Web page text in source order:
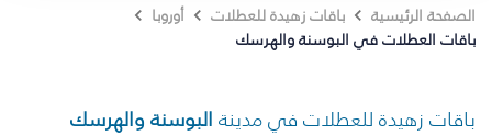
الصفحة الرئيسية باقات زهيدة للعطلات
أوروبا
باقات العطلات في البوسنة والهرسك
باقات زهيدة للعطلات في مدينة البوسنة والهرسك